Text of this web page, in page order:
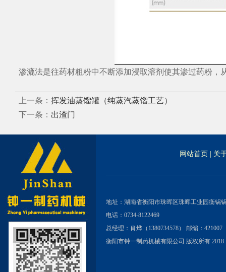
渗漉法是往药材粗粉中不断添加浸取溶剂使其渗过药粉，
上一条： 挥发油蒸馏罐（纯蒸汽蒸馏工艺）
下一条： 出渣门
网站首页 关
地址：湖南省衡阳市珠晖区珠晖工业园衡锅
电话：0734-8122469
总经理：肖烨（1380734578） 邮编：421007
衡阳市钟一制药机械有限公司 版权所有